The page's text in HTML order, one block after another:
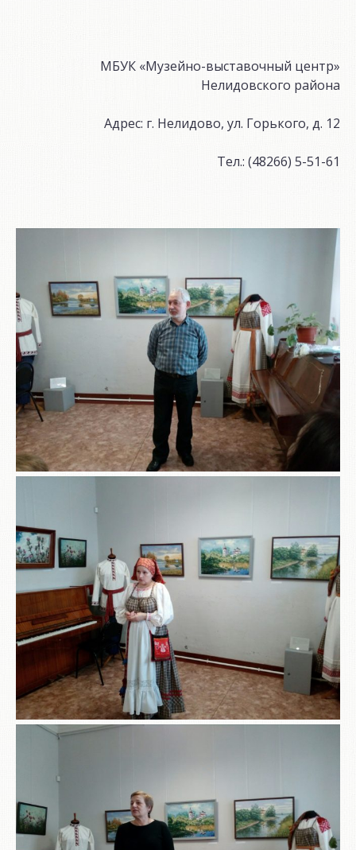
МБУК «Музейно-выставочный центр»
Нелидовского района
Адрес: г. Нелидово, ул. Горького, д. 12
Тел.: (48266) 5-51-61